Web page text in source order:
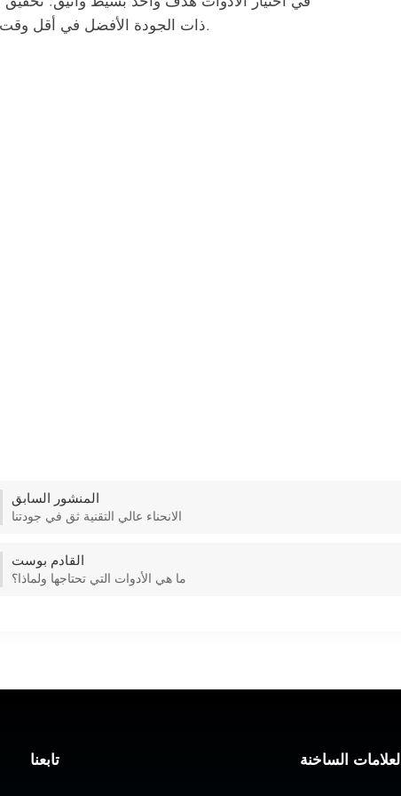
ذات الجودة الأفضل في أقل وقت ممكن.
المنشور السابق
الانحناء عالي التقنية ثق في جودتنا
القادم بوست
ما هي الأدوات التي تحتاجها ولماذا؟
تابعنا العلامات الساخنة